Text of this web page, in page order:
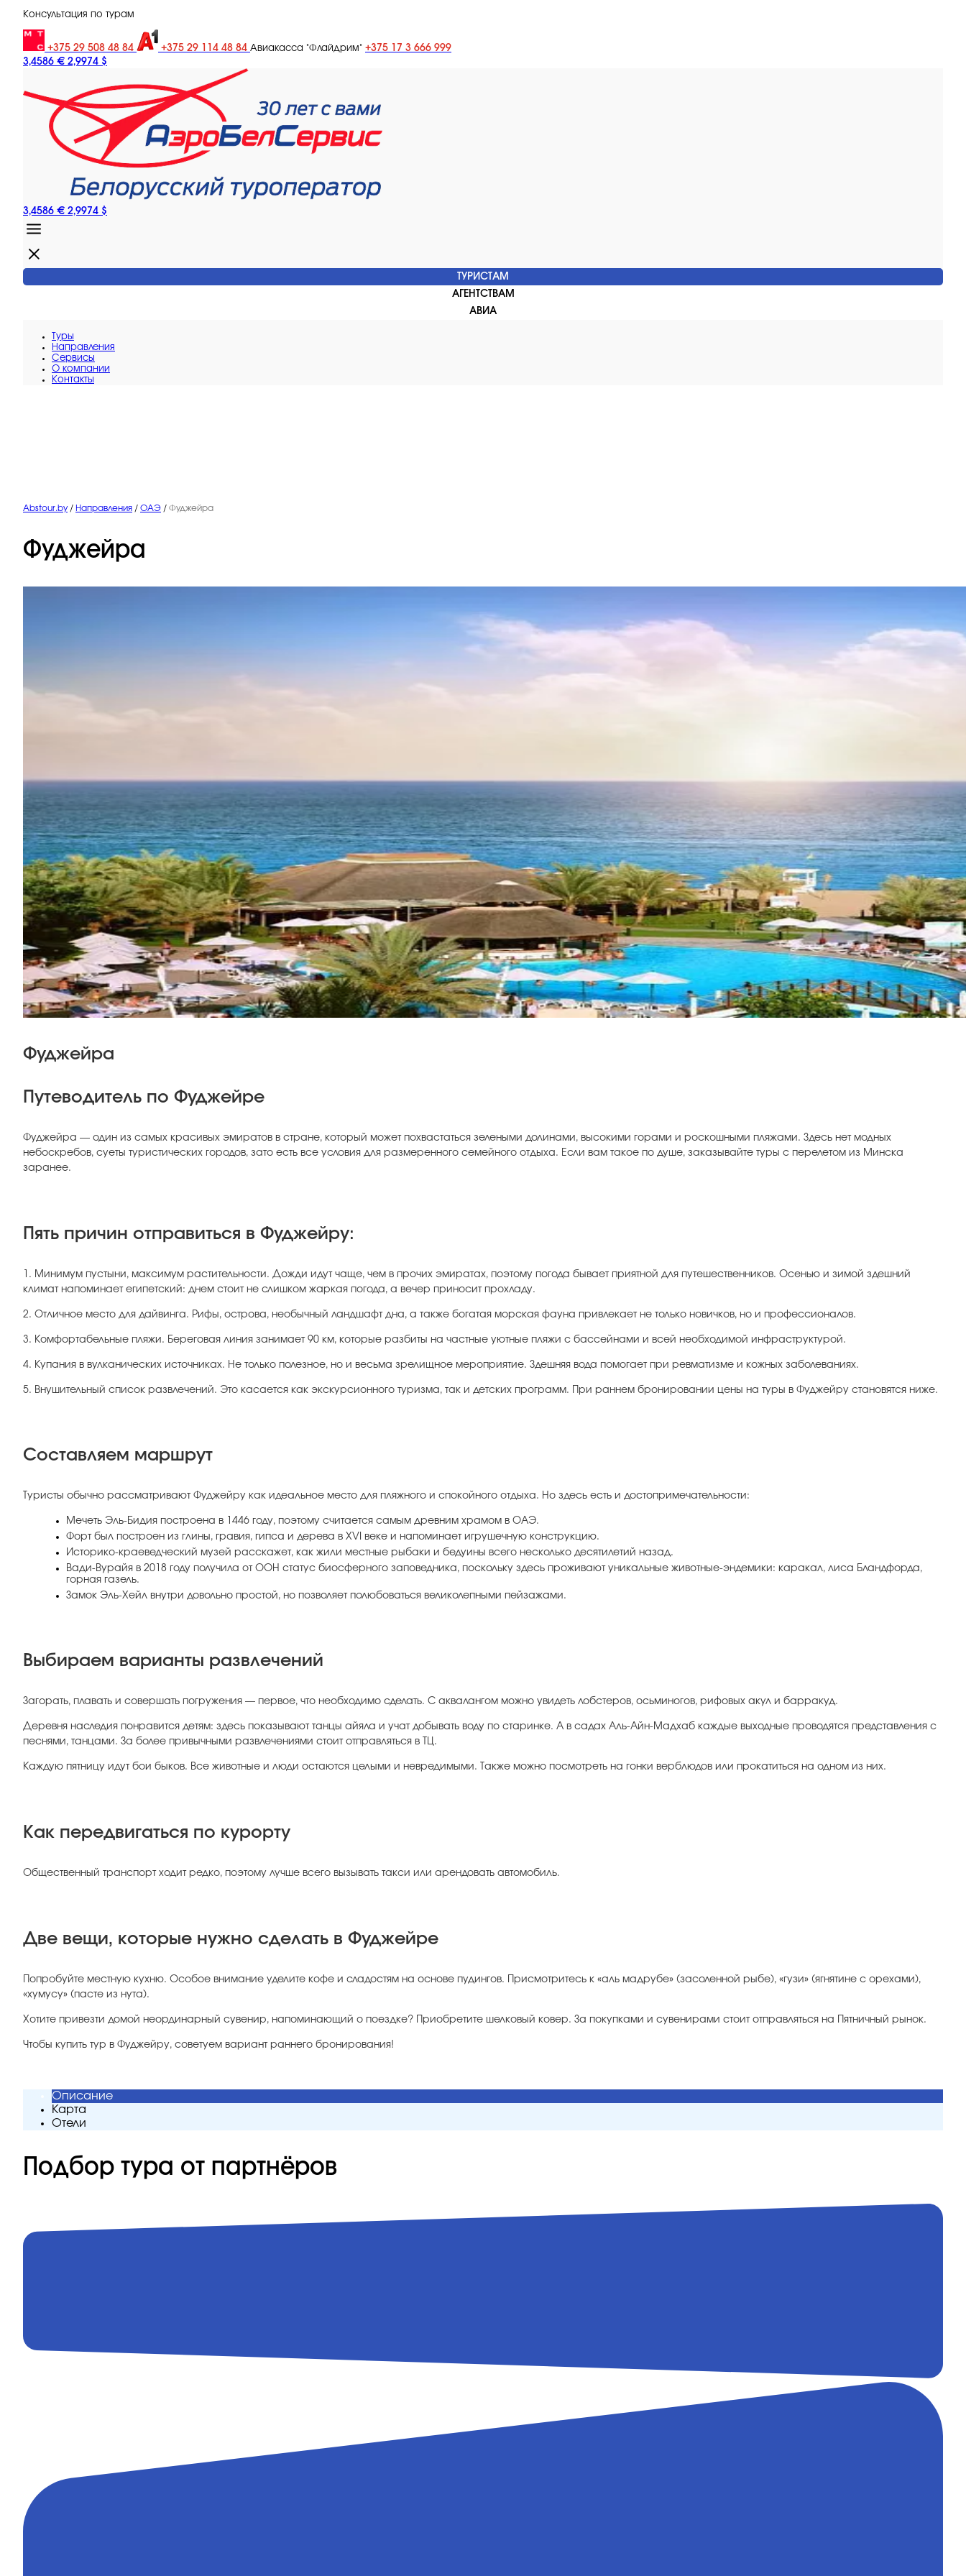
Консультация по турам
+375 29 508 48 84 +375 29 114 48 84 Авиакасса "Флайдрим" +375 17 3 666 999
3,4586 € 2,9974 $
3,4586 € 2,9974 $
ТУРИСТАМ
АГЕНТСТВАМ
АВИА
Туры
Направления
Сервисы
O компании
Контакты
Abstour.by / Направления / ОАЭ / Фуджейра
Фуджейра
Фуджейра
Путеводитель по Фуджейре
Фуджейра — один из самых красивых эмиратов в стране, который может похвастаться зелеными долинами, высокими горами и роскошными пляжами. Здесь нет модных
небоскребов, суеты туристических городов, зато есть все условия для размеренного семейного отдыха. Если вам такое по душе, заказывайте туры с перелетом из Минска
заранее.
Пять причин отправиться в Фуджейру:
1. Минимум пустыни, максимум растительности. Дожди идут чаще, чем в прочих эмиратах, поэтому погода бывает приятной для путешественников. Осенью и зимой здешний
климат напоминает египетский: днем стоит не слишком жаркая погода, а вечер приносит прохладу.
2. Отличное место для дайвинга. Рифы, острова, необычный ландшафт дна, а также богатая морская фауна привлекает не только новичков, но и профессионалов.
3. Комфортабельные пляжи. Береговая линия занимает 90 км, которые разбиты на частные уютные пляжи с бассейнами и всей необходимой инфраструктурой.
4. Купания в вулканических источниках. Не только полезное, но и весьма зрелищное мероприятие. Здешняя вода помогает при ревматизме и кожных заболеваниях.
5. Внушительный список развлечений. Это касается как экскурсионного туризма, так и детских программ. При раннем бронировании цены на туры в Фуджейру становятся ниже.
Составляем маршрут
Туристы обычно рассматривают Фуджейру как идеальное место для пляжного и спокойного отдыха. Но здесь есть и достопримечательности:
Мечеть Эль-Бидия построена в 1446 году, поэтому считается самым древним храмом в ОАЭ.
Форт был построен из глины, гравия, гипса и дерева в XVI веке и напоминает игрушечную конструкцию.
Историко-краеведческий музей расскажет, как жили местные рыбаки и бедуины всего несколько десятилетий назад.
Вади-Вурайя в 2018 году получила от ООН статус биосферного заповедника, поскольку здесь проживают уникальные животные-эндемики: каракал, лиса Бландфорда,
горная газель.
Замок Эль-Хейл внутри довольно простой, но позволяет полюбоваться великолепными пейзажами.
Выбираем варианты развлечений
Загорать, плавать и совершать погружения — первое, что необходимо сделать. С аквалангом можно увидеть лобстеров, осьминогов, рифовых акул и барракуд.
Деревня наследия понравится детям: здесь показывают танцы айяла и учат добывать воду по старинке. А в садах Аль-Айн-Мадхаб каждые выходные проводятся представления с
песнями, танцами. За более привычными развлечениями стоит отправляться в ТЦ.
Каждую пятницу идут бои быков. Все животные и люди остаются целыми и невредимыми. Также можно посмотреть на гонки верблюдов или прокатиться на одном из них.
Как передвигаться по курорту
Общественный транспорт ходит редко, поэтому лучше всего вызывать такси или арендовать автомобиль.
Две вещи, которые нужно сделать в Фуджейре
Попробуйте местную кухню. Особое внимание уделите кофе и сладостям на основе пудингов. Присмотритесь к «аль мадрубе» (засоленной рыбе), «гузи» (ягнятине с орехами),
«хумусу» (пасте из нута).
Хотите привезти домой неординарный сувенир, напоминающий о поездке? Приобретите шелковый ковер. За покупками и сувенирами стоит отправляться на Пятничный рынок.
Чтобы купить тур в Фуджейру, советуем вариант раннего бронирования!
Описание
Карта
Отели
Подбор тура от партнёров